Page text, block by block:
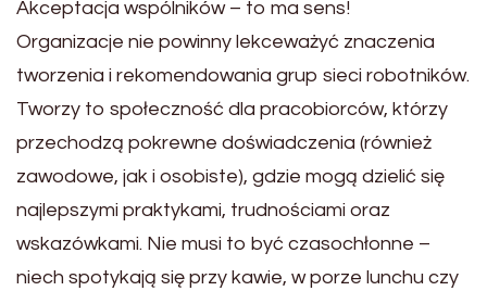
Akceptacja wspólników – to ma sens!
Organizacje nie powinny lekceważyć znaczenia
tworzenia i rekomendowania grup sieci robotników.
Tworzy to społeczność dla pracobiorców, którzy
przechodzą pokrewne doświadczenia (również
zawodowe, jak i osobiste), gdzie mogą dzielić się
najlepszymi praktykami, trudnościami oraz
wskazówkami. Nie musi to być czasochłonne –
niech spotykają się przy kawie, w porze lunchu czy